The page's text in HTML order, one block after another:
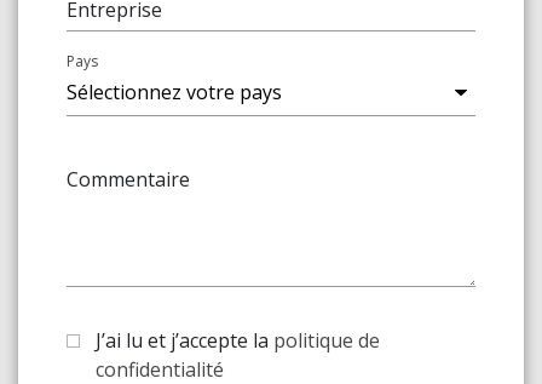
Entreprise
Pays
Commentaire
J’ai lu et j’accepte la politique de
confidentialité